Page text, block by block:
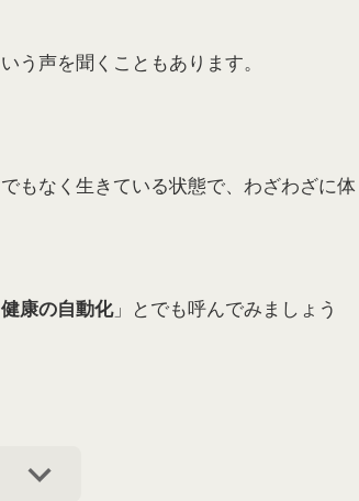
いう声を聞くこともあります。
もなく生きている状態で、わざわざに体
健康の自動化」とでも呼んでみましょう